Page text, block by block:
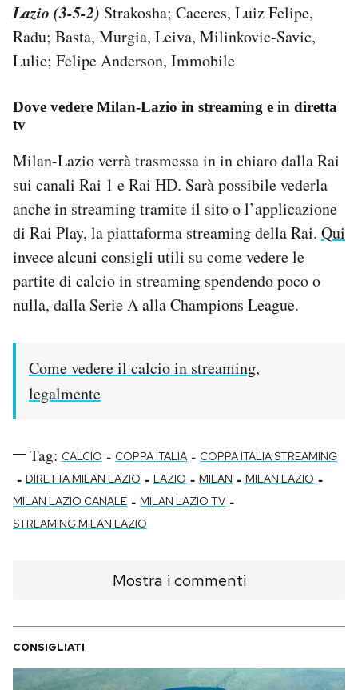
Lazio (3-5-2) Strakosha; Caceres, Luiz Felipe,
Radu; Basta, Murgia, Leiva, Milinkovic-Savic,
Lulic; Felipe Anderson, Immobile
Dove vedere Milan-Lazio in streaming e in diretta
tv
Milan-Lazio verrà trasmessa in in chiaro dalla Rai
sui canali Rai 1 e Rai HD. Sarà possibile vederla
anche in streaming tramite il sito o l’applicazione
di Rai Play, la piattaforma streaming della Rai. Qui
invece alcuni consigli utili su come vedere le
partite di calcio in streaming spendendo poco o
nulla, dalla Serie A alla Champions League.
Come vedere il calcio in streaming,
legalmente
Tag: CALCIO - COPPA ITALIA - COPPA ITALIA STREAMING
- DIRETTA MILAN LAZIO - LAZIO - MILAN - MILAN LAZIO -
MILAN LAZIO CANALE - MILAN LAZIO TV -
STREAMING MILAN LAZIO
Mostra i commenti
CONSIGLIATI